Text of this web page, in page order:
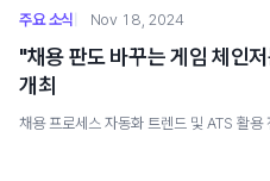
주요 소식 Nov 18, 2024
"채용 판도 바꾸는 게임 체인
개최
채용 프로세스 자동화 트렌드 및 ATS 활용